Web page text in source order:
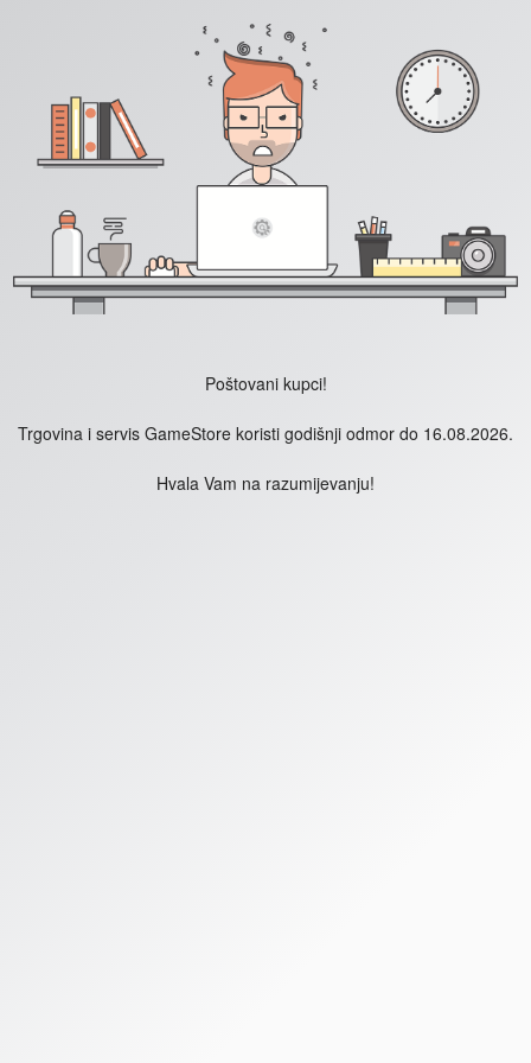
Poštovani kupci!
Trgovina i servis GameStore koristi godišnji odmor do 16.08.2026.
Hvala Vam na razumijevanju!